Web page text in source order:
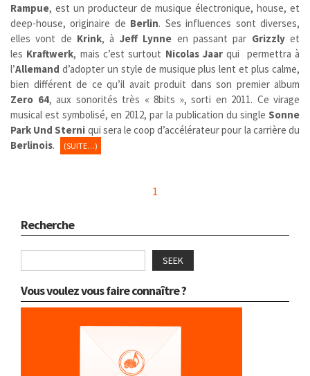
Rampue, est un producteur de musique électronique, house, et
deep-house, originaire de Berlin. Ses influences sont diverses,
elles vont de Krink, à Jeff Lynne en passant par Grizzlyet
les Kraftwerk, mais c’est surtout Nicolas Jaarqui permettra à
l’Allemand d’adopter un style de musique plus lent et plus calme,
bien différent de ce qu’il avait produit dans son premier album
Zero 64, aux sonorités très « 8bits », sorti en 2011. Ce virage
musical est symbolisé, en 2012, par la publication du single Sonne
Park Und Sterni qui sera le coop d’accélérateur pour la carrière du
Berlinois. (SUITE…)
1
Recherche
SEEK
Vous voulez vous faire connaître ?